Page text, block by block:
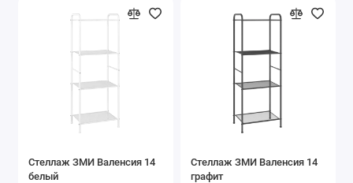
Стеллаж ЗМИ Валенсия 14
белый
Стеллаж ЗМИ Валенсия 14
графит